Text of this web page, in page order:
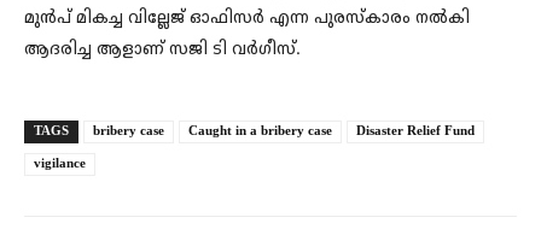
മുൻപ് മികച്ച വില്ലേജ് ഓഫിസർ എന്ന പുരസ്കാരം നൽകി
ആദരിച്ച ആളാണ് സജി ടി വർഗീസ്.
TAGS bribery case Caught in a bribery case
Disaster Relief Fund
vigilance